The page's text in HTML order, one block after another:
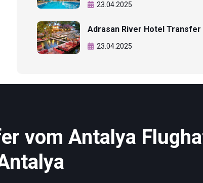
23.04.2025
Adrasan River Hotel Transfer
23.04.2025
vom Antalya